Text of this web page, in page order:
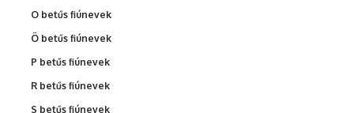
O betűs fiúnevek
Ö betűs fiúnevek
P betűs fiúnevek
R betűs fiúnevek
S betűs fiúnevek